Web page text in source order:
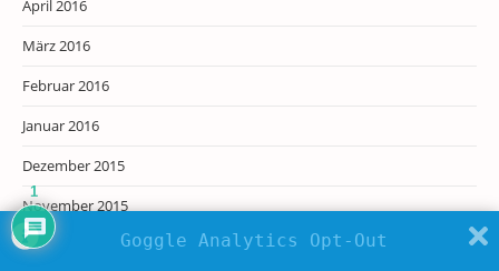
April 2016
März 2016
Februar 2016
Januar 2016
Dezember 2015
November 2015
Oktober 2015
Goggle Analytics Opt-Out
1